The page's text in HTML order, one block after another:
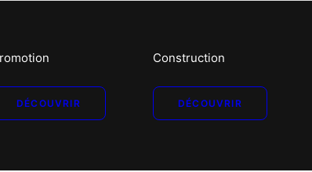
DÉCOUVRIR
Construction
DÉCOUVRIR